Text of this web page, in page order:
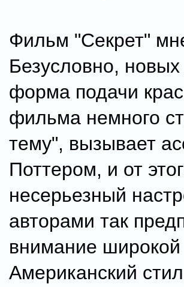
Фильм "Секрет"
Безусловно,
форма подачи
фильма немного
тему", вызывает
Поттером, и от
несерьезный
авторами так
внимание широкой
Американский